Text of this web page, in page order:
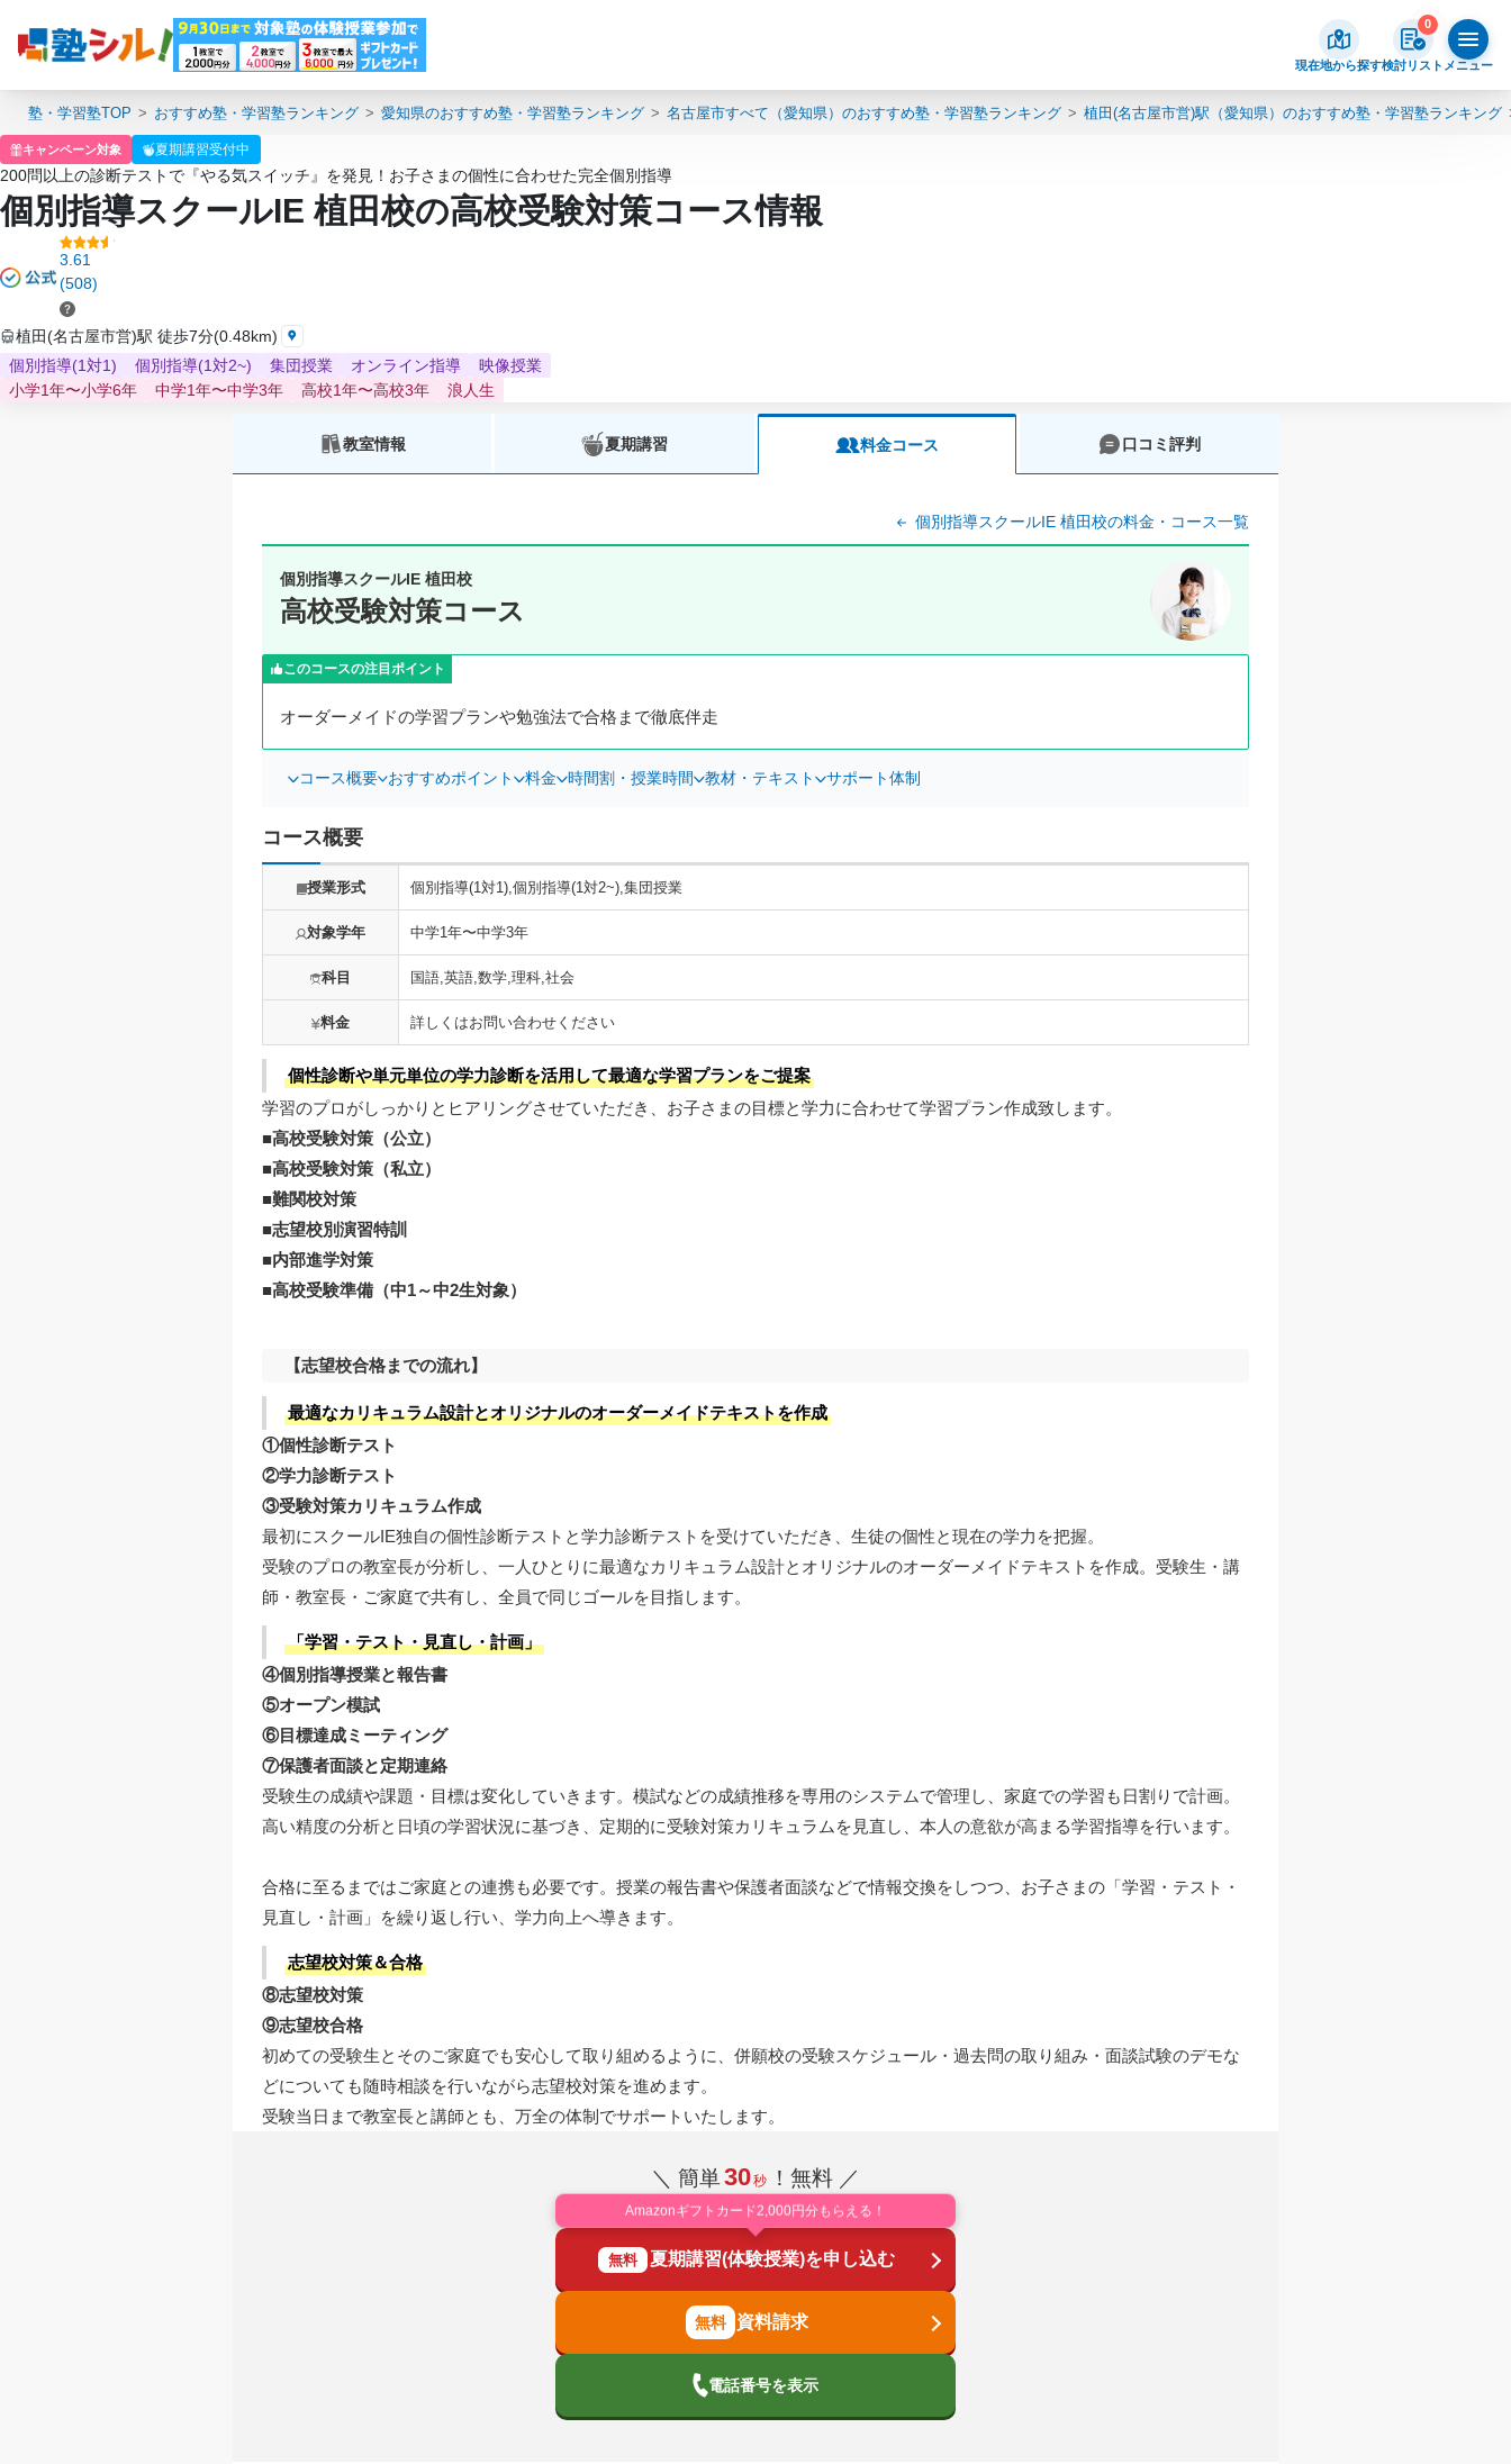
現在地から探す
0
検討リスト メニュー
塾・学習塾TOP おすすめ塾・学習塾ランキング 愛知県のおすすめ塾・学習塾ランキング 名古屋市すべて（愛知県）のおすすめ塾・学習塾ランキング 植田(名古屋市営)駅（愛知県）のおすすめ塾・学習塾ランキング
キャンペーン対象 夏期講習受付中
200問以上の診断テストで『やる気スイッチ』を発見！お子さまの個性に合わせた完全個別指導
個別指導スクールIE 植田校の高校受験対策コース情報
3.61
(508)
植田(名古屋市営)駅 徒歩7分(0.48km)
個別指導(1対1)
個別指導(1対2~) 集団授業 オンライン指導
映像授業
小学1年〜小学6年
中学1年〜中学3年 高校1年〜高校3年 浪人生
教室情報 夏期講習 料金コース 口コミ評判
個別指導スクールIE 植田校の料金・コース一覧
個別指導スクールIE 植田校
高校受験対策コース
このコースの注目ポイント
オーダーメイドの学習プランや勉強法で合格まで徹底伴走
コース概要 おすすめポイント 料金 時間割・授業時間 教材・テキスト サポート体制
コース概要
授業形式 個別指導(1対1),個別指導(1対2~),集団授業
対象学年 中学1年〜中学3年
科目 国語,英語,数学,理科,社会
料金 詳しくはお問い合わせください
個性診断や単元単位の学力診断を活用して最適な学習プランをご提案
学習のプロがしっかりとヒアリングさせていただき、お子さまの目標と学力に合わせて学習プラン作成致します。
■高校受験対策（公立）
■高校受験対策（私立）
■難関校対策
■志望校別演習特訓
■内部進学対策
■高校受験準備（中1～中2生対象）
【志望校合格までの流れ】
最適なカリキュラム設計とオリジナルのオーダーメイドテキストを作成
①個性診断テスト
②学力診断テスト
③受験対策カリキュラム作成
最初にスクールIE独自の個性診断テストと学力診断テストを受けていただき、生徒の個性と現在の学力を把握。
受験のプロの教室長が分析し、一人ひとりに最適なカリキュラム設計とオリジナルのオーダーメイドテキストを作成。受験生・講
師・教室長・ご家庭で共有し、全員で同じゴールを目指します。
「学習・テスト・見直し・計画」
④個別指導授業と報告書
⑤オープン模試
⑥目標達成ミーティング
⑦保護者面談と定期連絡
受験生の成績や課題・目標は変化していきます。模試などの成績推移を専用のシステムで管理し、家庭での学習も日割りで計画。
高い精度の分析と日頃の学習状況に基づき、定期的に受験対策カリキュラムを見直し、本人の意欲が高まる学習指導を行います。
合格に至るまではご家庭との連携も必要です。授業の報告書や保護者面談などで情報交換をしつつ、お子さまの「学習・テスト・
見直し・計画」を繰り返し行い、学力向上へ導きます。
志望校対策＆合格
⑧志望校対策
⑨志望校合格
初めての受験生とそのご家庭でも安心して取り組めるように、併願校の受験スケジュール・過去問の取り組み・面談試験のデモな
どについても随時相談を行いながら志望校対策を進めます。
受験当日まで教室長と講師とも、万全の体制でサポートいたします。
＼ 簡単30秒 ！無料 ／
Amazonギフトカード2,000円分もらえる！
無料 夏期講習(体験授業)を申し込む
資料請求
電話番号を表示